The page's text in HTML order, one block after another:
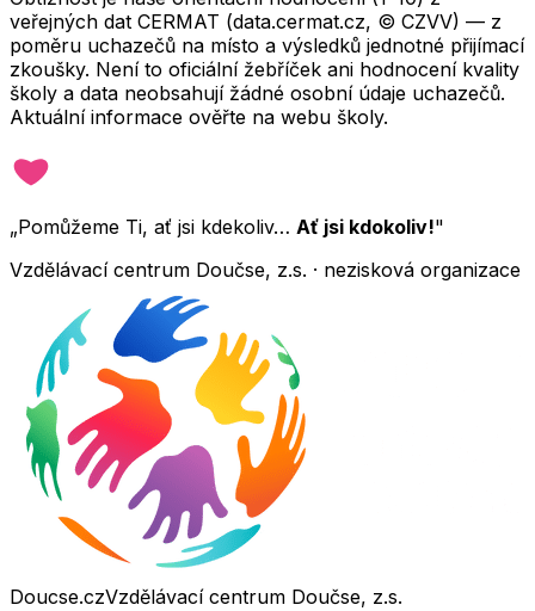
veřejných dat CERMAT (data.cermat.cz, © CZVV) — z
poměru uchazečů na místo a výsledků jednotné přijímací
zkoušky. Není to oficiální žebříček ani hodnocení kvality
školy a data neobsahují žádné osobní údaje uchazečů.
Aktuální informace ověřte na webu školy.
„Pomůžeme Ti, ať jsi kdekoliv… Ať jsi kdokoliv!"
Vzdělávací centrum Doučse, z.s. · nezisková organizace
Doucse.czVzdělávací centrum Doučse, z.s.